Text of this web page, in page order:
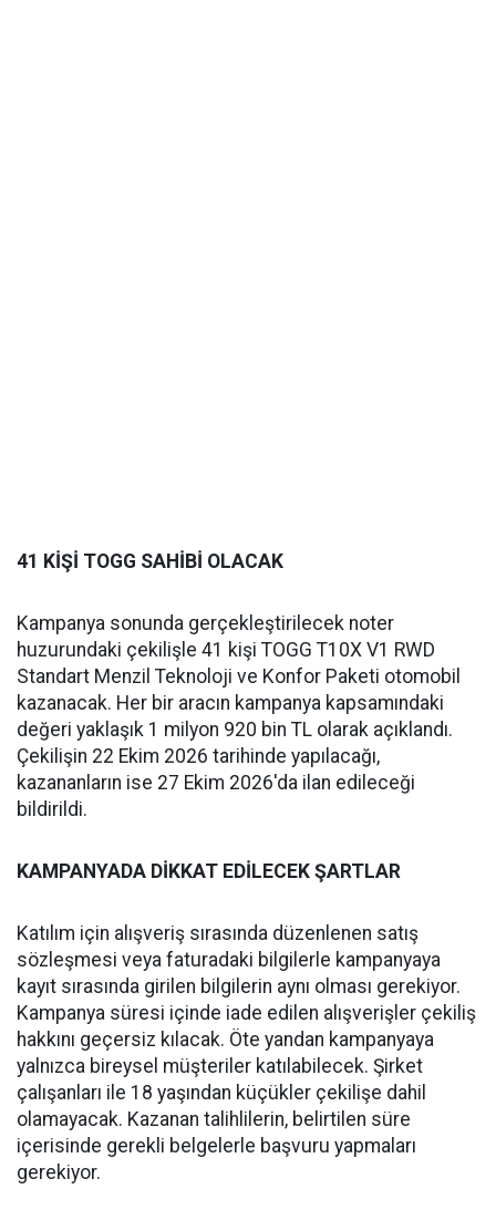
41 KİŞİ TOGG SAHİBİ OLACAK
Kampanya sonunda gerçekleştirilecek noter
huzurundaki çekilişle 41 kişi TOGG T10X V1 RWD
Standart Menzil Teknoloji ve Konfor Paketi otomobil
kazanacak. Her bir aracın kampanya kapsamındaki
değeri yaklaşık 1 milyon 920 bin TL olarak açıklandı.
Çekilişin 22 Ekim 2026 tarihinde yapılacağı,
kazananların ise 27 Ekim 2026'da ilan edileceği
bildirildi.
KAMPANYADA DİKKAT EDİLECEK ŞARTLAR
Katılım için alışveriş sırasında düzenlenen satış
sözleşmesi veya faturadaki bilgilerle kampanyaya
kayıt sırasında girilen bilgilerin aynı olması gerekiyor.
Kampanya süresi içinde iade edilen alışverişler çekiliş
hakkını geçersiz kılacak. Öte yandan kampanyaya
yalnızca bireysel müşteriler katılabilecek. Şirket
çalışanları ile 18 yaşından küçükler çekilişe dahil
olamayacak. Kazanan talihlilerin, belirtilen süre
içerisinde gerekli belgelerle başvuru yapmaları
gerekiyor.